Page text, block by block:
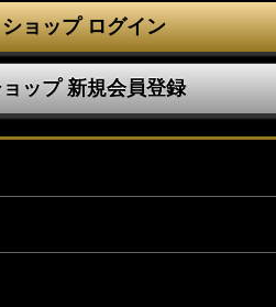
ショップ ログイン
ップ 新規会員登録